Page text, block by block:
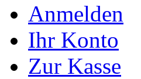
Anmelden
Ihr Konto
Zur Kasse